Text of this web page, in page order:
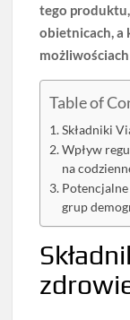
tego
obietnicach, a
Table of
Składniki
Wpływ
na
Potencjalne
grup